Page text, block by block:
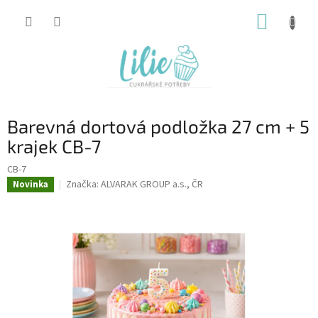
Barevná dortová podložka 27 cm + 5
krajek CB-7
CB-7
Novinka Značka: ALVARAK GROUP a.s., ČR